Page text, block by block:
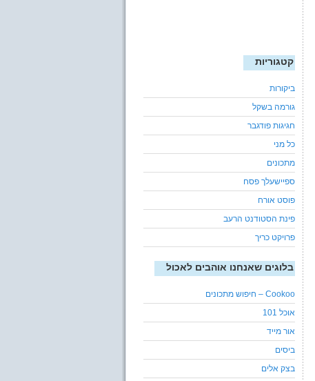
קטגוריות
ביקורות
גורמה בשקל
חגיגות פודגבר
כל מני
מתכונים
ספיישעלך פסח
פוסט אורח
פינת הסטודנט הרעב
פרויקט כריך
בלוגים שאנחנו אוהבים לאכול
Cookoo – חיפוש מתכונים
אוכל 101
אור מייד
ביסים
בצק אלים